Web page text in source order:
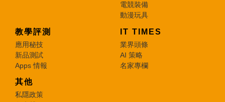
電競裝備
動漫玩具
教學評測
應用秘技
新品測試
Apps 情報
IT TIMES
業界頭條
AI 策略
名家專欄
其他
私隱政策